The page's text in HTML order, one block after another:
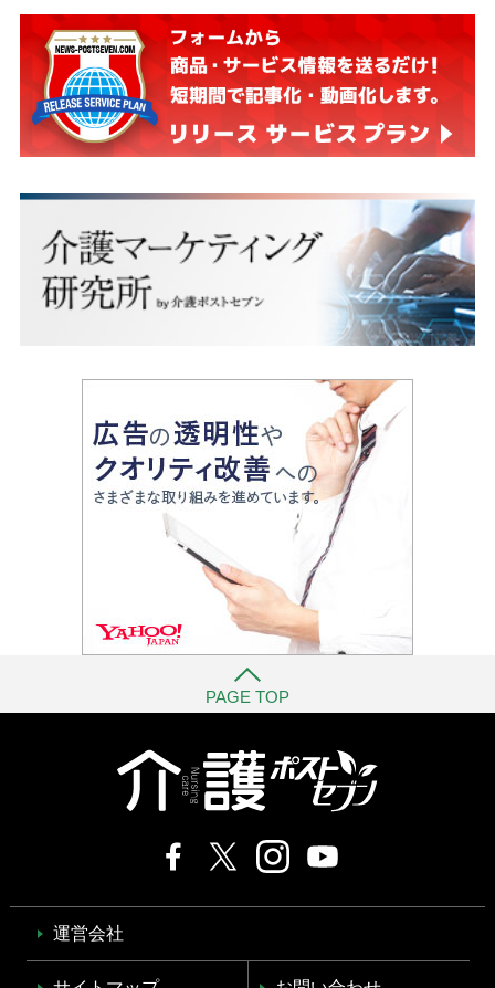
す。 その原審の訴訟詐欺の被告とは、弁護士のTと
M等であり、一方の原発訴訟の訴状を書いた弁護士も
その弁護士T等だったからです。 定年後を夢みる樋口
英明は、当然「虚偽事実を主張して裁判所をだまし、
本来ありうべからざる内容の確定判決を取得した」と
批難すべきところ、逆に「適正，公平な裁判のために
らざる判決を言い渡したのです。 それでも現在、樋口
英明は国民を欺いて 立派な人間として活動していま
す。
PAGE TOP
運営会社